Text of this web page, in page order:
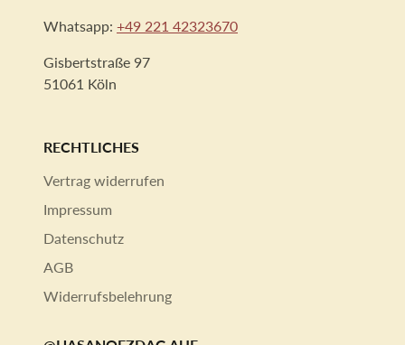
Whatsapp: +49 221 42323670
Gisbertstraße 97
51061 Köln
RECHTLICHES
Vertrag widerrufen
Impressum
Datenschutz
AGB
Widerrufsbelehrung